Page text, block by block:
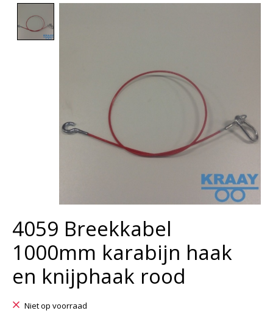
4059 Breekkabel
1000mm karabijn haak
en knijphaak rood
Niet op voorraad